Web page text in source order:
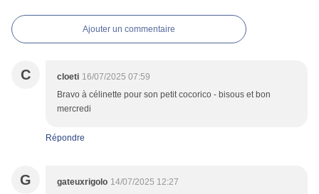
Ajouter un commentaire
C cloeti 16/07/2025 07:59
Bravo à célinette pour son petit cocorico - bisous et bon
mercredi
Répondre
G gateuxrigolo 14/07/2025 12:27